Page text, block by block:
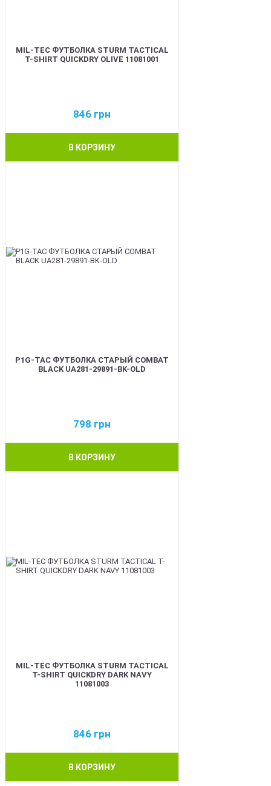
MIL-TEC ФУТБОЛКА STURM TACTICAL
T-SHIRT QUICKDRY OLIVE 11081001
846 грн
В КОРЗИНУ
P1G-TAC ФУТБОЛКА СТАРЫЙ COMBAT
BLACK UA281-29891-BK-OLD
798 грн
В КОРЗИНУ
MIL-TEC ФУТБОЛКА STURM TACTICAL
T-SHIRT QUICKDRY DARK NAVY
11081003
846 грн
В КОРЗИНУ